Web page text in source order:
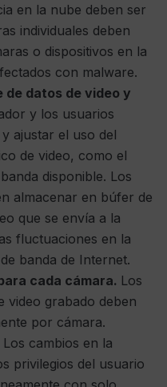
en la nube deben ser
individuales deben
o dispositivos en la
con malware.
de datos de video y
y los usuarios
ajustar el uso del
de video, como el
disponible. Los
almacenar en búfer de
que se envía a la
fluctuaciones en la
banda de Internet.
cada cámara. Los
video grabado deben
por cámara.
Los cambios en la
privilegios del usuario